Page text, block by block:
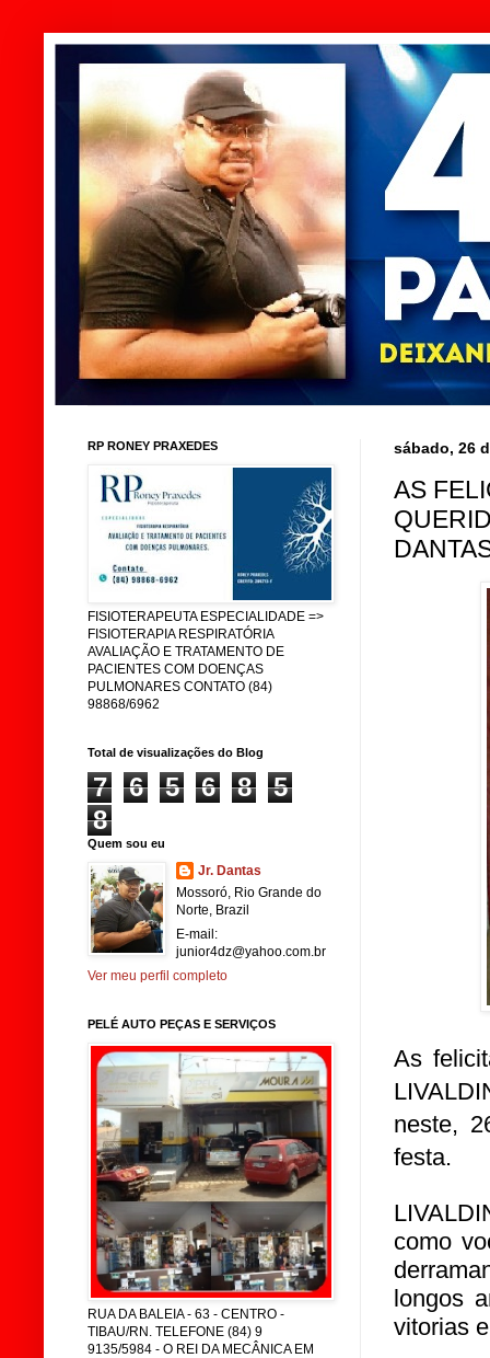
sábado, 26
AS
As
neste,
festa.
como
longos
vitorias
RP RONEY PRAXEDES
FISIOTERAPEUTA ESPECIALIDADE =>
FISIOTERAPIA RESPIRATÓRIA
AVALIAÇÃO E TRATAMENTO DE
PACIENTES COM DOENÇAS
PULMONARES CONTATO (84)
98868/6962
Total de visualizações do Blog
7 6 5 6 8
5
8
Quem sou eu
Jr. Dantas
Mossoró, Rio Grande do
Norte, Brazil
E-mail:
junior4dz@yahoo.com.br
Ver meu perfil completo
PELÉ AUTO PEÇAS E SERVIÇOS
RUA DA BALEIA - 63 - CENTRO -
TIBAU/RN. TELEFONE (84) 9
9135/5984 - O REI DA MECÂNICA EM